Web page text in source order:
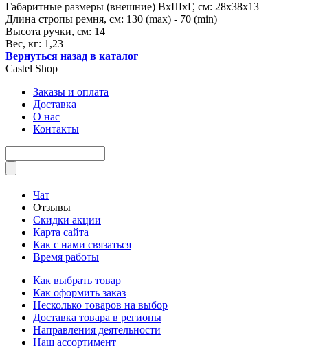
Габаритные размеры (внешние) ВхШхГ, см: 28х38х13
Длина стропы ремня, см: 130 (max) - 70 (min)
Высота ручки, см: 14
Вес, кг: 1,23
Вернуться назад в каталог
Castel Shop
Заказы и оплата
Доставка
О нас
Контакты
Чат
Отзывы
Скидки акции
Карта сайта
Как с нами связаться
Время работы
Как выбрать товар
Как оформить заказ
Несколько товаров на выбор
Доставка товара в регионы
Направления деятельности
Наш ассортимент